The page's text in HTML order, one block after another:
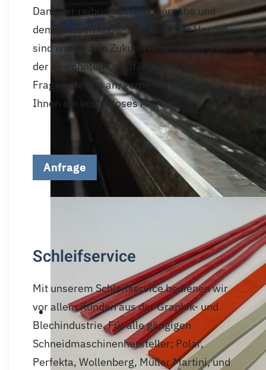
Dank der reibungslosen Übergabe und
dem grossen know-how von Herr Herzog,
sind wir auch in Zukunft in der Lage, Sie in
der gewohnten Qualität zu beliefern.
Fragen Sie uns an, gerne machen wir
Ihnen ein kostenloses Angebot.
Anfrage
Schleifservice
Mit unserem Schleifservice bedienen wir
vor allem Kunden aus der Graphik- und
Blechindustrie. Für alle gängigen
Schneidmaschinenhersteller; Polar,
Perfekta, Wollenberg, Müller Martini, und